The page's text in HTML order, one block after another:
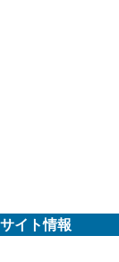
サイト情報